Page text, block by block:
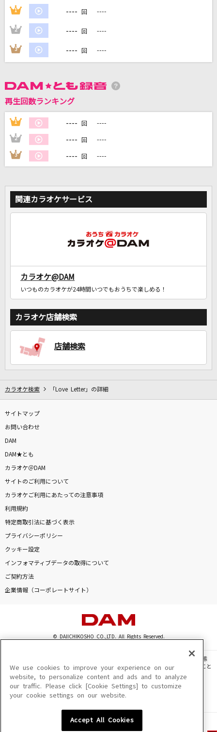
カラオケ最新情報をチェック！
1 ---- 回 ----
2 ---- 回 ----
3 ---- 回 ----
再生回数ランキング
1 ---- 回 ----
2 ---- 回 ----
3 ---- 回 ----
関連カラオケサービス
カラオケ@DAM
いつものカラオケが24時間いつでもおうちで楽しめる！
カラオケ店舗検索
店舗検索
カラオケ検索 「Love Letter」の詳細
サイトマップ
お問い合わせ
DAM
DAM★とも
カラオケ＠DAM
サイトのご利用について
カラオケご利用にあたっての注意事項
利用規約
特定商取引法に基づく表示
プライバシーポリシー
クッキー設定
インフォマティブデータの取得について
ご契約方法
企業情報（コーポレートサイト）
© DAIICHIKOSHO CO.,LTD. All Rights Reserved.
このサイトに掲載されている一切の文章・画像・写真・動画・音声等を、手段や形態
を問わず、著作権法の定める範囲を超えて無断で複製、転載、ファイル化などすること
を禁じます。
楽曲及びコンテンツは、機種によりご利用いただけない場合があります。
楽曲及びコンテンツの配信日、配信内容が変更になる場合があります。
We use cookies to improve your experience on our
website, to personalize content and ads and to analyze
our traffic. Please click [Cookie Settings] to customize
your cookie settings on our website.
Accept All Cookies